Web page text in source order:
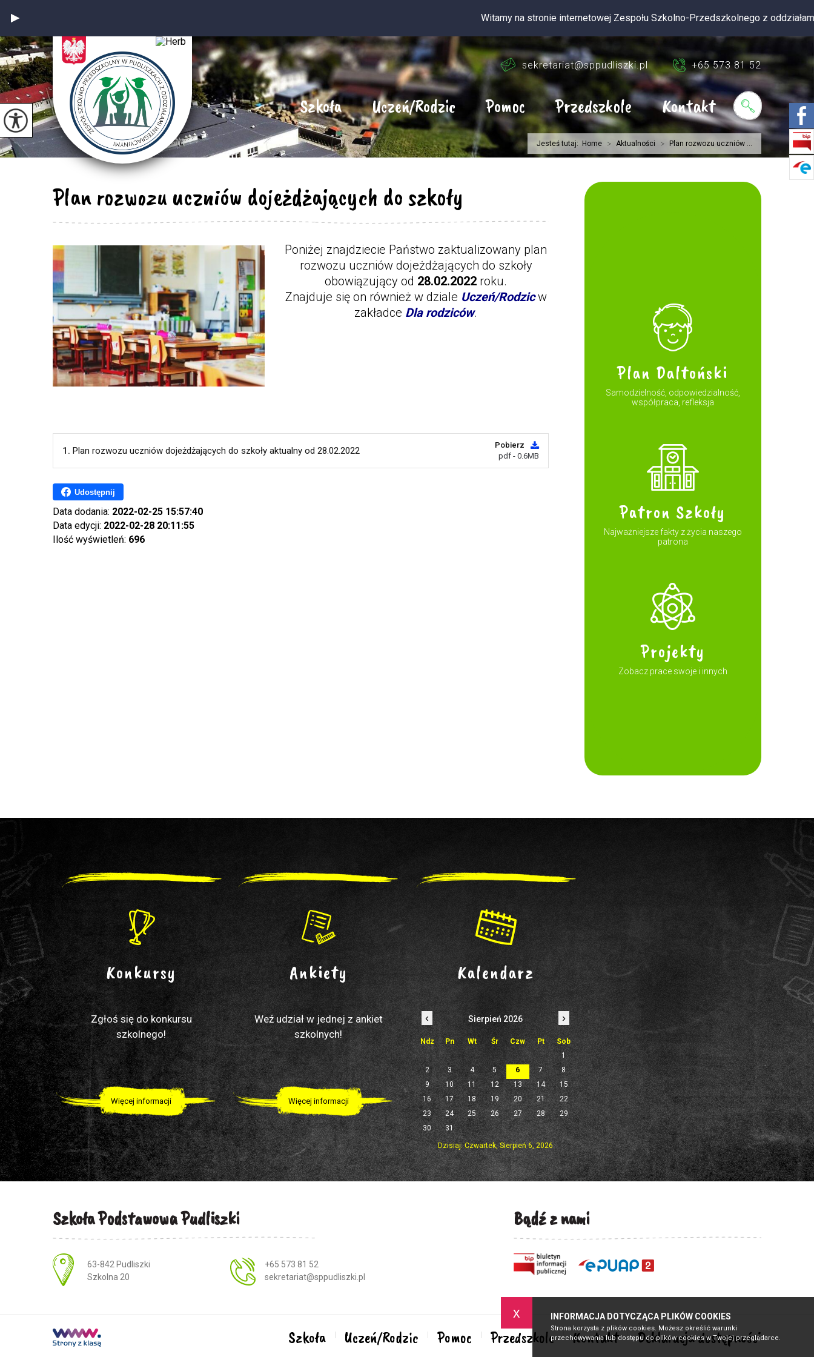
x INFORMACJA DOTYCZĄCA PLIKÓW COOKIES
Strona korzysta z plików cookies. Możesz określić warunki
przechowywania lub dostępu do plików cookies w Twojej przeglądarce.
Witamy na stronie internetowej Zespołu Szkolno-Przedszkolnego z oddziałami
sekretariat@sppudliszki.pl +65 573 81 52
Szkoła Uczeń/Rodzic Pomoc Przedszkole Kontakt
Jesteś tutaj: Home > Aktualności > Plan rozwozu uczniów ...
Plan rozwozu uczniów dojeżdżających do szkoły
Poniżej znajdziecie Państwo zaktualizowany plan
rozwozu uczniów dojeżdżających do szkoły
obowiązujący od 28.02.2022 roku.
Znajduje się on również w dziale Uczeń/Rodzic w
zakładce Dla rodziców.
1. Plan rozwozu uczniów dojeżdżających do szkoły aktualny od 28.02.2022
Pobierz
pdf - 0.6MB
Udostępnij
Data dodania: 2022-02-25 15:57:40
Data edycji: 2022-02-28 20:11:55
Ilość wyświetleń: 696
Plan Daltoński
Samodzielność, odpowiedzialność,
współpraca, refleksja
Patron Szkoły
Najważniejsze fakty z życia naszego
patrona
Projekty
Zobacz prace swoje i innych
Konkursy
Zgłoś się do konkursu
szkolnego!
Więcej informacji
Ankiety
Weź udział w jednej z ankiet
szkolnych!
Więcej informacji
Kalendarz
‹ Sierpień 2026 ›
Ndz Pn Wt Śr Czw Pt
Sob
1
2
3 4 5 6 7
8
9
10 11 12 13 14
15
16
17 18 19 20 21
22
23
24 25 26 27 28
29
30
31
Dzisiaj: Czwartek, Sierpień 6, 2026
Szkoła Podstawowa Pudliszki
Adres pocztowy:
63-842 Pudliszki
Szkolna 20
+65 573 81 52
sekretariat@sppudliszki.pl
Bądź z nami
Szkoła Uczeń/Rodzic Pomoc Przedszkole Kontakt Deklaracja dostępności